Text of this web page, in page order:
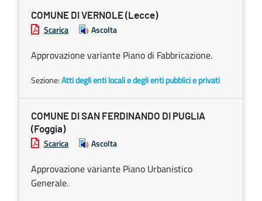
COMUNE DI VERNOLE (Lecce)
Scarica Ascolta
Approvazione variante Piano di Fabbricazione.
Sezione:Atti degli enti locali e degli enti pubblici e privati
COMUNE DI SAN FERDINANDO DI PUGLIA
(Foggia)
Scarica Ascolta
Approvazione variante Piano Urbanistico
Generale.